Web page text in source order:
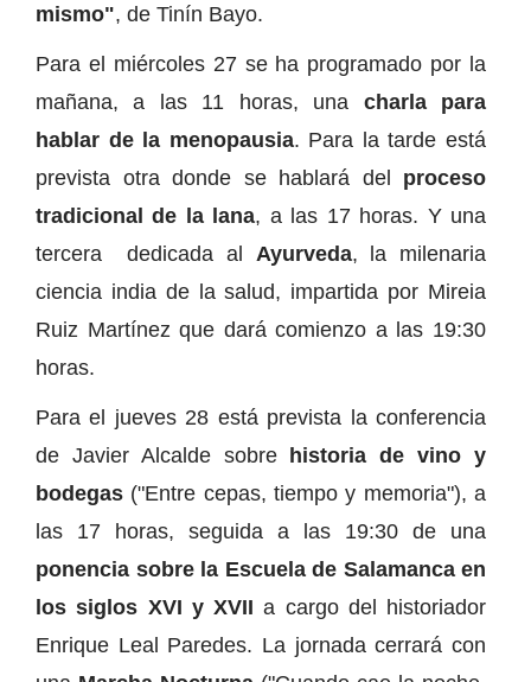
mismo", de Tinín Bayo.
Para el miércoles 27 se ha programado por la
mañana, a las 11 horas, una charla para
hablar de la menopausia. Para la tarde está
prevista otra donde se hablará del proceso
tradicional de la lana, a las 17 horas. Y una
tercera dedicada al Ayurveda, la milenaria
ciencia india de la salud, impartida por Mireia
Ruiz Martínez que dará comienzo a las 19:30
horas.
Para el jueves 28 está prevista la conferencia
de Javier Alcalde sobre historia de vino y
bodegas ("Entre cepas, tiempo y memoria"), a
las 17 horas, seguida a las 19:30 de una
ponencia sobre la Escuela de Salamanca en
los siglos XVI y XVIIa cargo del historiador
Enrique Leal Paredes. La jornada cerrará con